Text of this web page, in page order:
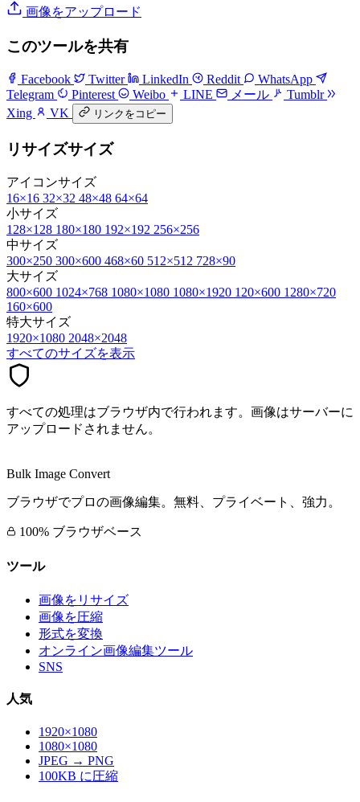
画像をアップロード
このツールを共有
Facebook Twitter LinkedIn Reddit
WhatsApp
Telegram
Pinterest Weibo LINE メール
Tumblr
Xing
VK リンクをコピー
リサイズサイズ
アイコンサイズ
16×16 32×32 48×48 64×64
小サイズ
128×128 180×180 192×192 256×256
中サイズ
300×250 300×600 468×60 512×512 728×90
大サイズ
800×600 1024×768 1080×1080 1080×1920 120×600 1280×720
160×600
特大サイズ
1920×1080 2048×2048
すべてのサイズを表示
すべての処理はブラウザ内で行われます。画像はサーバーに
アップロードされません。
Bulk Image Convert
ブラウザでプロの画像編集。無料、プライベート、強力。
100% ブラウザベース
ツール
画像をリサイズ
画像を圧縮
形式を変換
オンライン画像編集ツール
SNS
人気
1920×1080
1080×1080
JPEG → PNG
100KB に圧縮